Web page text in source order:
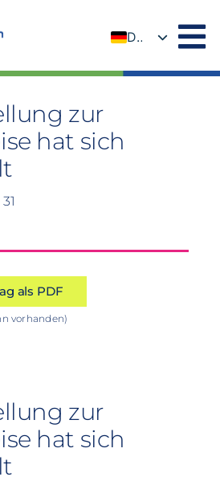
DE
zur
hat sich
als PDF
vorhanden)
zur
hat sich